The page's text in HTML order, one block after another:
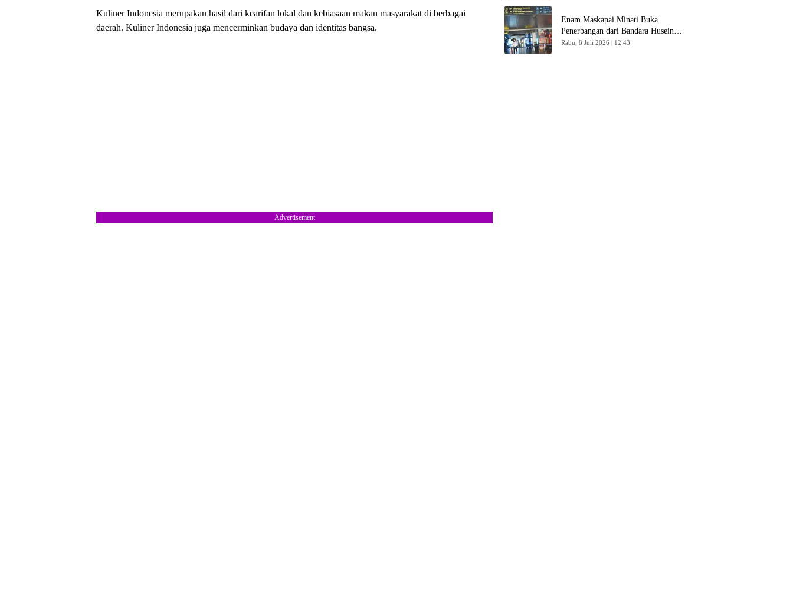
Kuliner Indonesia merupakan hasil dari kearifan lokal dan kebiasaan makan masyarakat di berbagai
daerah. Kuliner Indonesia juga mencerminkan budaya dan identitas bangsa.
Advertisement
Enam Maskapai Minati Buka
Penerbangan dari Bandara Husein
Sastranegara
Rabu, 8 Juli 2026 | 12:43